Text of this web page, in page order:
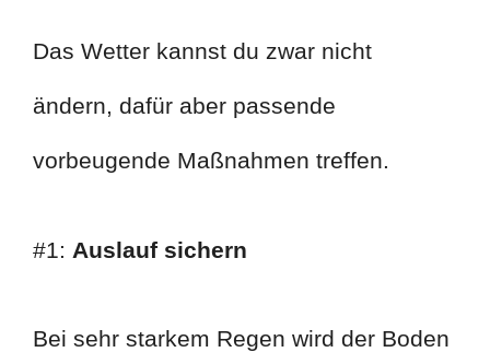
Das Wetter kannst du zwar nicht
ändern, dafür aber passende
vorbeugende Maßnahmen treffen.
#1: Auslauf sichern
Bei sehr starkem Regen wird der Boden